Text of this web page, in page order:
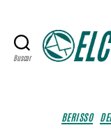
Buscar
BERISSO